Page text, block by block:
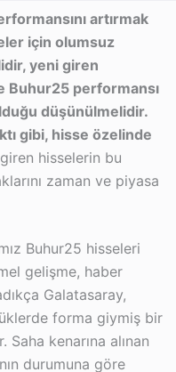
artırmak
için olumsuz
yeni giren
Buhur25 performansı
düşünülmelidir.
gibi, hisse özelinde
hisselerin bu
zaman ve piyasa
Buhur25 hisseleri
gelişme, haber
Galatasaray,
forma giymiş bir
kenarına alınan
durumuna göre